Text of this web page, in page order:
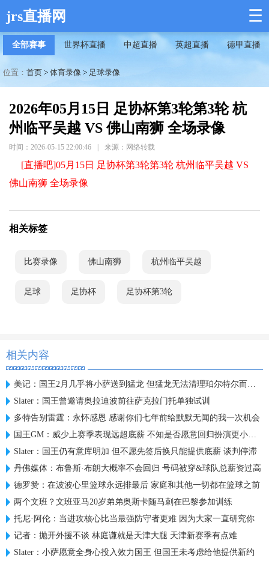
jrs直播网 ☰
全部赛事 世界杯直播 中超直播 英超直播 德甲直播
位置： 首页 > 体育录像 > 足球录像
2026年05月15日 足协杯第3轮第3轮 杭
州临平吴越 VS 佛山南狮 全场录像
时间：2026-05-15 22:00:46 来源：网络转载
[直播吧]05月15日 足协杯第3轮第3轮 杭州临平吴越 VS
佛山南狮 全场录像
相关标签
比赛录像 佛山南狮 杭州临平吴越
足球 足协杯 足协杯第3轮
相关内容
美记：国王2月几乎将小萨送到猛龙 但猛龙无法清理珀尔特尔而告吹
Slater：国王曾邀请奥拉迪波前往萨克拉门托单独试训
多特告别雷霆：永怀感恩 感谢你们七年前给默默无闻的我一次机会
国王GM：威少上赛季表现远超底薪 不知是否愿意回归扮演更小角色
Slater：国王仍有意库明加 但不愿先签后换只能提供底薪 谈判停滞
丹佛媒体：布鲁斯·布朗大概率不会回归 号码被穿&球队总薪资过高
德罗赞：在波波心里篮球永远排最后 家庭和其他一切都在篮球之前
两个文班？文班亚马20岁弟弟奥斯卡随马刺在巴黎参加训练
托尼·阿伦：当进攻核心比当最强防守者更难 因为大家一直研究你
记者：抛开外援不谈 林庭谦就是天津大腿 天津新赛季有点难
Slater：小萨愿意全身心投入效力国王 但国王未考虑给他提供新约